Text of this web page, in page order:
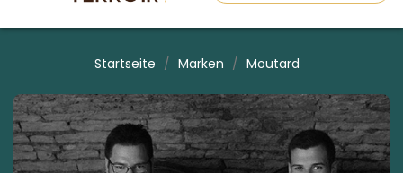
Startseite Marken Moutard